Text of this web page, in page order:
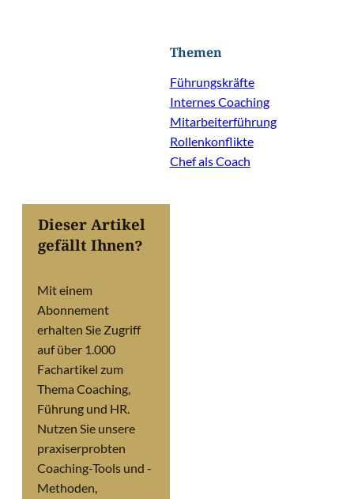
Themen
Führungskräfte
Internes Coaching
Mitarbeiterführung
Rollenkonflikte
Chef als Coach
Dieser Artikel
gefällt Ihnen?
Mit einem
Abonnement
erhalten Sie Zugriff
auf über 1.000
Fachartikel zum
Thema Coaching,
Führung und HR.
Nutzen Sie unsere
praxiserprobten
Coaching-Tools und -
Methoden,